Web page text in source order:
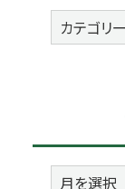
カ
テ
ア